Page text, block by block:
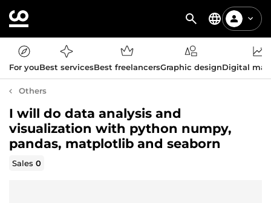
For youBest servicesBest freelancersGraphic designDigital
Others
I will do data analysis and
visualization with python numpy,
pandas, matplotlib and seaborn
Sales0